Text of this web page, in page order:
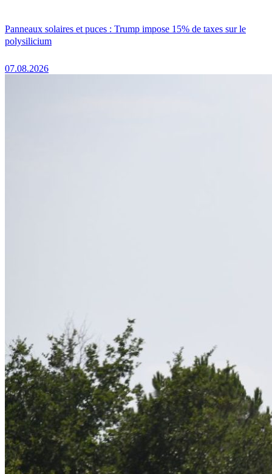
Panneaux solaires et puces : Trump impose 15% de taxes sur le
polysilicium
07.08.2026